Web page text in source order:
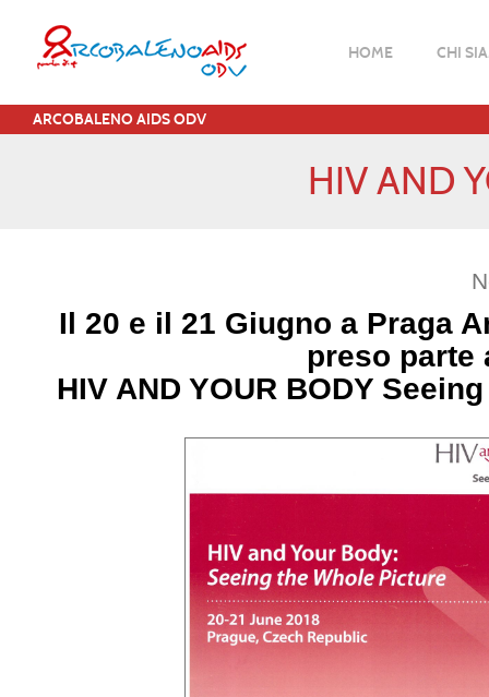
HOME CHI
ARCOBALENO AIDS ODV
HIV AND
Il 20 e il 21 Giugno a Praga
preso parte
HIV AND YOUR BODY